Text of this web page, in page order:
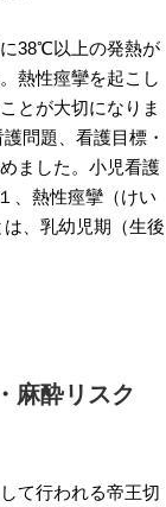
38℃以上の発熱が
熱性痙攣を起こし
とが大切になりま
問題、看護目標・
ました。小児看護
、熱性痙攣（けい
、乳幼児期（生後
麻酔リスク
て行われる帝王切